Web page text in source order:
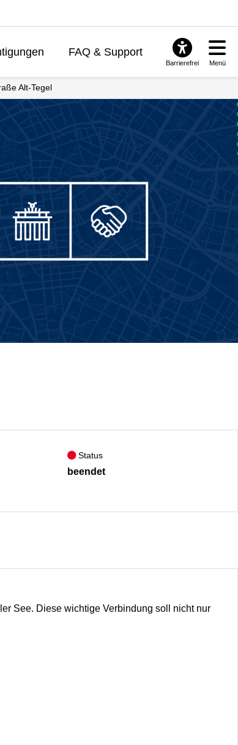
FAQ & Support
Barrierefrei Menü
Alt-Tegel
Status
beendet
See. Diese wichtige Verbindung soll nicht nur